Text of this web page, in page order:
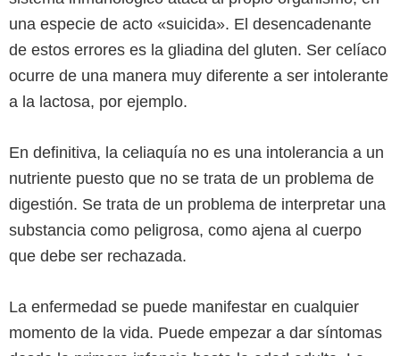
una especie de acto «suicida». El desencadenante
de estos errores es la gliadina del gluten. Ser celíaco
ocurre de una manera muy diferente a ser intolerante
a la lactosa, por ejemplo.
En definitiva, la celiaquía no es una intolerancia a un
nutriente puesto que no se trata de un problema de
digestión. Se trata de un problema de interpretar una
substancia como peligrosa, como ajena al cuerpo
que debe ser rechazada.
La enfermedad se puede manifestar en cualquier
momento de la vida. Puede empezar a dar síntomas